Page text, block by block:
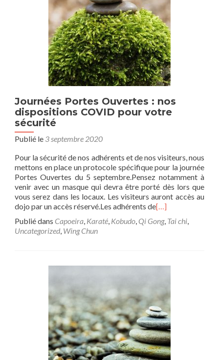
Journées Portes Ouvertes : nos
dispositions COVID pour votre
sécurité
Publié le 3 septembre 2020
Pour la sécurité de nos adhérents et de nos visiteurs, nous
mettons en place un protocole spécifique pour la journée
Portes Ouvertes du 5 septembre.Pensez notamment à
venir avec un masque qui devra être porté dès lors que
vous serez dans les locaux. Les visiteurs auront accès au
dojo par un accès réservé.Les adhérents de[…]
Publié dans Capoeira, Karaté, Kobudo, Qi Gong, Tai chi,
Uncategorized, Wing Chun